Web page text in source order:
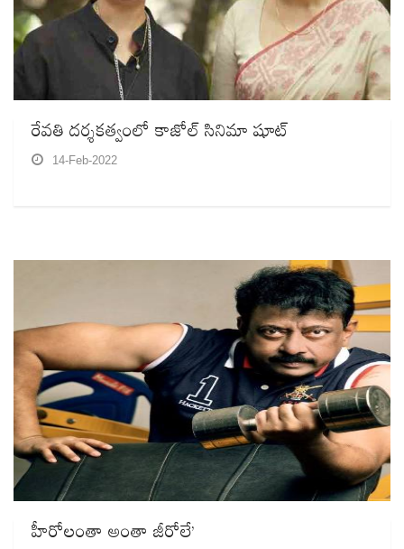
రేవతి దర్శకత్వంలో కాజోల్‌ సినిమా షూట్‌
14-Feb-2022
హీరోలంతా అంతా జీరోలే’